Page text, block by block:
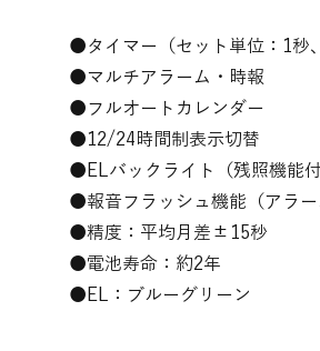
●タイマー（セット単位：1秒
●マルチアラーム・時報
●フルオートカレンダー
●12/24時間制表示切替
●ELバックライト（残照機能
●報音フラッシュ機能（アラ
●精度：平均月差±15秒
●電池寿命：約2年
●EL：ブルーグリーン